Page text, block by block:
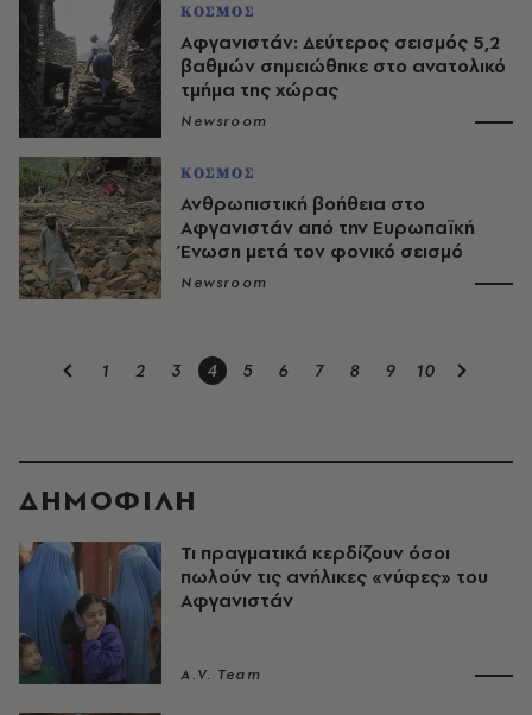
ΚΟΣΜΟΣ
Αφγανιστάν: Δεύτερος σεισμός 5,2
βαθμών σημειώθηκε στο ανατολικό
τμήμα της χώρας
Newsroom
ΚΟΣΜΟΣ
Ανθρωπιστική βοήθεια στο
Αφγανιστάν από την Ευρωπαϊκή
Ένωση μετά τον φονικό σεισμό
Newsroom
1 2 3 4 5 6 7 8 9 10
ΔΗΜΟΦΙΛΗ
Τι πραγματικά κερδίζουν όσοι
πωλούν τις ανήλικες «νύφες» του
Αφγανιστάν
A.V. Team